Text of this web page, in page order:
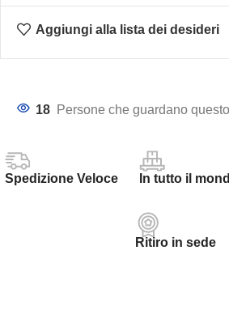
Aggiungi alla lista dei desideri
18 Persone che guardano
Spedizione Veloce In tutto il
Ritiro in sede